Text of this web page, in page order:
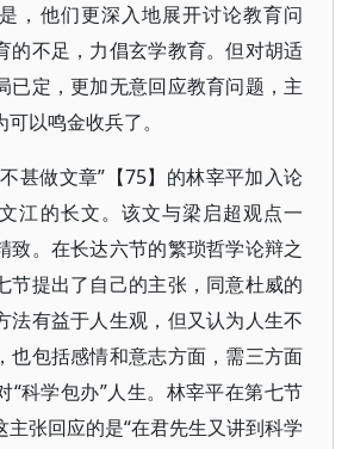
，他们更深入地展开讨论教育问
的不足，力倡玄学教育。但对胡适
已定，更加无意回应教育问题，主
以鸣金收兵了。
甚做文章”【75】的林宰平加入论
江的长文。该文与梁启超观点一
致。在长达六节的繁琐哲学论辩之
节提出了自己的主张，同意杜威的
法有益于人生观，但又认为人生不
也包括感情和意志方面，需三方面
“科学包办”人生。林宰平在第七节
主张回应的是“在君先生又讲到科学